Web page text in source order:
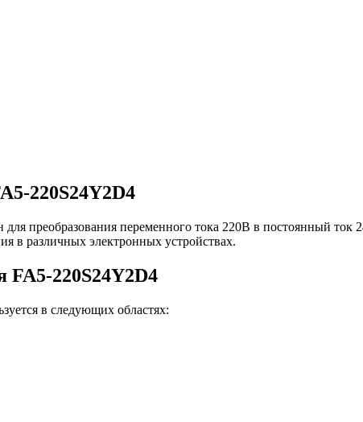
220S24Y2D4
для преобразования переменного тока 220В в постоянный
в различных электронных устройствах.
FA5-220S24Y2D4
в следующих областях: